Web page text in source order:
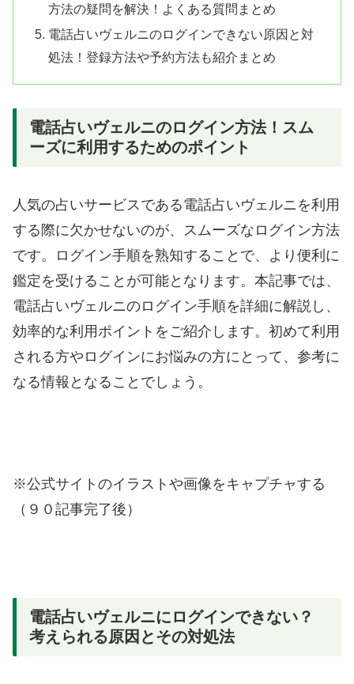
方法の疑問を解決！よくある質問まとめ
電話占いヴェルニのログインできない原因と対
処法！登録方法や予約方法も紹介まとめ
電話占いヴェルニのログイン方法！スム
ーズに利用するためのポイント
人気の占いサービスである電話占いヴェルニを利用
する際に欠かせないのが、スムーズなログイン方法
です。ログイン手順を熟知することで、より便利に
鑑定を受けることが可能となります。本記事では、
電話占いヴェルニのログイン手順を詳細に解説し、
効率的な利用ポイントをご紹介します。初めて利用
される方やログインにお悩みの方にとって、参考に
なる情報となることでしょう。
※公式サイトのイラストや画像をキャプチャする
（９０記事完了後）
電話占いヴェルニにログインできない？
考えられる原因とその対処法